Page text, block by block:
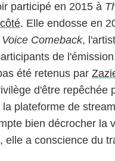
participé en 2015 à
. Elle endosse en
Comeback,
de
été retenus par
d'être repêchée
plateforme de
bien décrocher la
elle a conscience du